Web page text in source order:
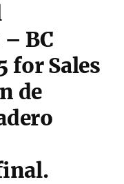
BC
for Sales
de